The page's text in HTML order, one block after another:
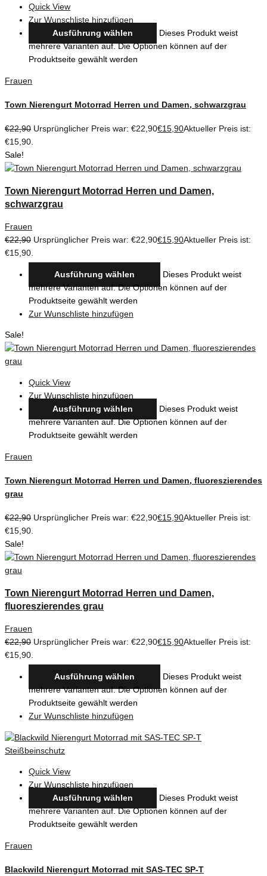
Quick View
Zur Wunschliste hinzufügen
Ausführung wählen
Dieses Produkt weist
mehrere Varianten auf. Die Optionen können auf der
Produktseite gewählt werden
Frauen
Town Nierengurt Motorrad Herren und Damen, schwarzgrau
€22,90 Ursprünglicher Preis war: €22,90€15,90Aktueller Preis ist:
€15,90.
Sale!
Town Nierengurt Motorrad Herren und Damen,
schwarzgrau
Frauen
€22,90 Ursprünglicher Preis war: €22,90€15,90Aktueller Preis ist:
€15,90.
Ausführung wählen
Dieses Produkt weist
mehrere Varianten auf. Die Optionen können auf der
Produktseite gewählt werden
Zur Wunschliste hinzufügen
Sale!
Quick View
Zur Wunschliste hinzufügen
Ausführung wählen
Dieses Produkt weist
mehrere Varianten auf. Die Optionen können auf der
Produktseite gewählt werden
Frauen
Town Nierengurt Motorrad Herren und Damen, fluoreszierendes
grau
€22,90 Ursprünglicher Preis war: €22,90€15,90Aktueller Preis ist:
€15,90.
Sale!
Town Nierengurt Motorrad Herren und Damen,
fluoreszierendes grau
Frauen
€22,90 Ursprünglicher Preis war: €22,90€15,90Aktueller Preis ist:
€15,90.
Ausführung wählen
Dieses Produkt weist
mehrere Varianten auf. Die Optionen können auf der
Produktseite gewählt werden
Zur Wunschliste hinzufügen
Quick View
Zur Wunschliste hinzufügen
Ausführung wählen
Dieses Produkt weist
mehrere Varianten auf. Die Optionen können auf der
Produktseite gewählt werden
Frauen
Blackwild Nierengurt Motorrad mit SAS-TEC SP-T